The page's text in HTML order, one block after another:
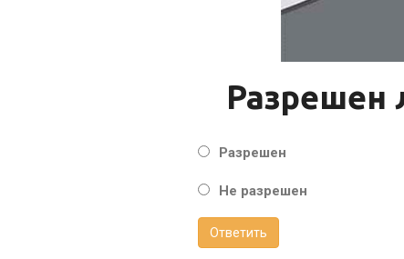
Разрешен
Разрешен
Не разрешен
Ответить